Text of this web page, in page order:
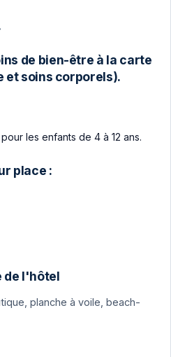
de bien-être à la carte
et soins corporels).
les enfants de 4 à 12 ans.
place :
de l'hôtel
planche à voile, beach-